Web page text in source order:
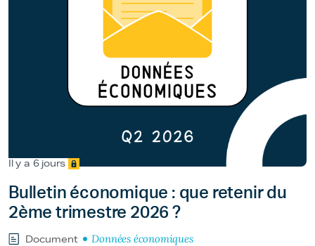
Il y a 6 jours
Bulletin économique : que retenir du
2ème trimestre 2026 ?
Document Données économiques